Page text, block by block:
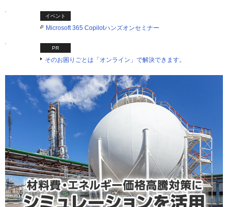
イベント
Microsoft 365 Copilotハンズオンセミナー
PR
そのお困りごとは「オンライン」で解決できます。